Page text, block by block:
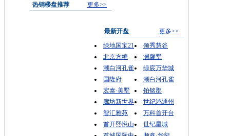
热销楼盘推荐 更多>>
最新开盘
更多>>
绿地国宝21
领秀慧谷
北京方糖
澜馨墅
潮白河孔雀
绿宸万华城
国隆府
潮白河孔雀
宏泰·美墅
铂铭郡
廊坊新世界
世纪鸿通州
智汇雅苑
万科首开台
首开熙悦山
世纪星城